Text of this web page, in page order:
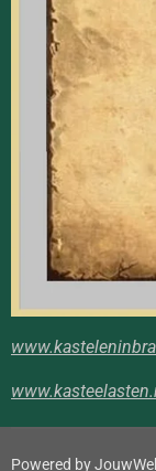
Powered by